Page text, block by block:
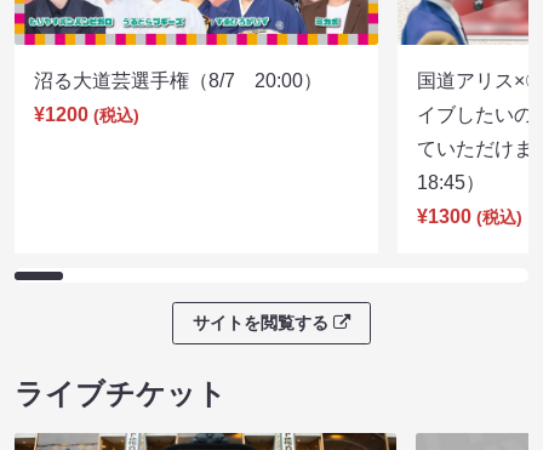
沼る大道芸選手権（8/7 20:00）
¥1200 (税込)
国道アリス×
イブしたいの
ていただけ
18:45）
¥1300 (税込)
サイトを閲覧する
ライブチケット